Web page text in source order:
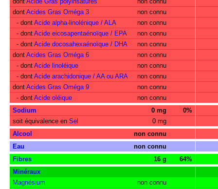
dont Acides Gras Oméga 3
non connu
- dont Acide alpha-linolénique / ALA
non connu
- dont Acide eicosapentaénoïque / EPA
non connu
- dont Acide docosahexaénoïque / DHA
non connu
dont Acides Gras Oméga 6
non connu
- dont Acide linoléique
non connu
- dont Acide arachidonique / AA ou ARA
non connu
dont Acides Gras Oméga 9
non connu
- dont Acide oléique
non connu
Sodium
0 mg
0%
soit équivalence en Sel
0 mg
Alcool
non connu
Eau
non connu
Fibres
16 g
64%
Minéraux
Magnésium
non connu